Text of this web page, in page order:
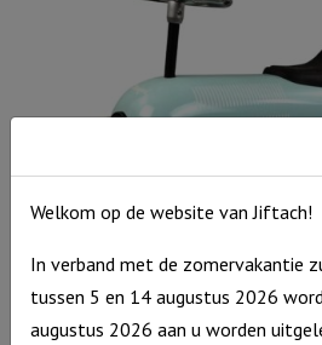
Welkom op de website van Jiftach!
In verband met de zomervakantie
tussen 5 en 14 augustus 2026
augustus 2026 aan u worden